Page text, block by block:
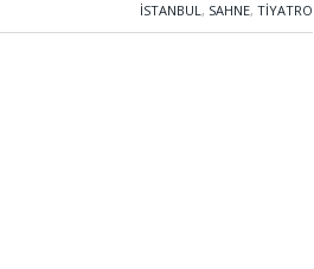
İSTANBUL, SAHNE, TIYATRO